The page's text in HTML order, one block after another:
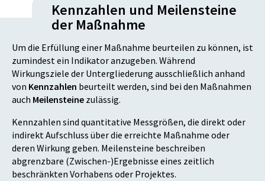
Kennzahlen und Meilensteine
der Maßnahme
Um die Erfüllung einer Maßnahme beurteilen zu können, ist
zumindest ein Indikator anzugeben. Während
Wirkungsziele der Untergliederung ausschließlich anhand
von Kennzahlen beurteilt werden, sind bei den Maßnahmen
auch Meilensteine zulässig.
Kennzahlen sind quantitative Messgrößen, die direkt oder
indirekt Aufschluss über die erreichte Maßnahme oder
deren Wirkung geben. Meilensteine beschreiben
abgrenzbare (Zwischen-)Ergebnisse eines zeitlich
beschränkten Vorhabens oder Projektes.